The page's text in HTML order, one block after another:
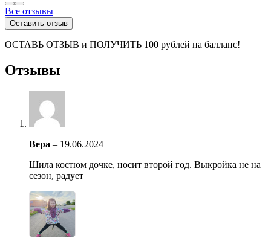
Все отзывы
Оставить отзыв
ОСТАВЬ ОТЗЫВ и ПОЛУЧИТЬ 100 рублей на балланс!
Отзывы
Вера – 19.06.2024
Шила костюм дочке, носит второй год. Выкройка не на
сезон, радует